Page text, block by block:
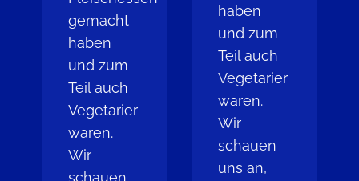
gemacht
haben
und zum
Teil auch
Vegetarier
waren.
Wir
schauen
haben
und zum
Teil auch
Vegetarier
waren.
Wir
schauen
uns an,